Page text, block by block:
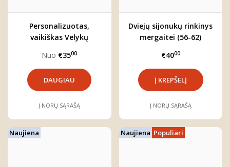
Personalizuotas,
vaikiškas Velykų
Nuo €3500
DAUGIAU
Į NORŲ SĄRAŠĄ
Dviejų sijonukų rinkinys
mergaitei (56-62)
€4000
Į NORŲ SĄRAŠĄ
Naujiena Naujiena Populiari